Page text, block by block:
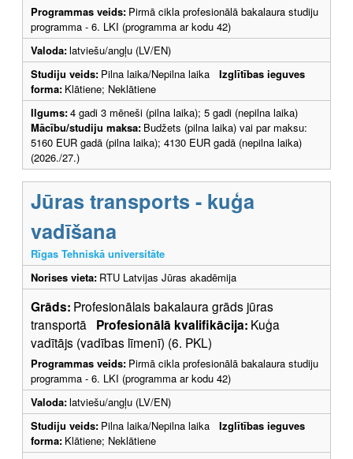
Programmas veids: Pirmā cikla profesionālā bakalaura studiju
programma - 6. LKI (programma ar kodu 42)
Valoda:latviešu/angļu (LV/EN)
Studiju veids: Pilna laika/Nepilna laika Izglītības ieguves
forma: Klātiene; Neklātiene
Ilgums:4 gadi 3 mēneši (pilna laika); 5 gadi (nepilna laika)
Mācību/studiju maksa: Budžets (pilna laika) vai par maksu:
5160 EUR gadā (pilna laika); 4130 EUR gadā (nepilna laika)
(2026./27.)
Jūras transports - kuģa
vadīšana
Rīgas Tehniskā universitāte
Norises vieta: RTU Latvijas Jūras akadēmija
Grāds: Profesionālais bakalaura grāds jūras
transportā Profesionālā kvalifikācija: Kuģa
vadītājs (vadības līmenī) (6. PKL)
Programmas veids: Pirmā cikla profesionālā bakalaura studiju
programma - 6. LKI (programma ar kodu 42)
Valoda:latviešu/angļu (LV/EN)
Studiju veids: Pilna laika/Nepilna laika Izglītības ieguves
forma: Klātiene; Neklātiene